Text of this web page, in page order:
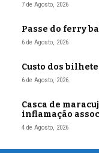
7 de Agosto, 2026
Passe do ferry
6 de Agosto, 2026
Custo dos
6 de Agosto, 2026
Casca de
inflamação
4 de Agosto, 2026